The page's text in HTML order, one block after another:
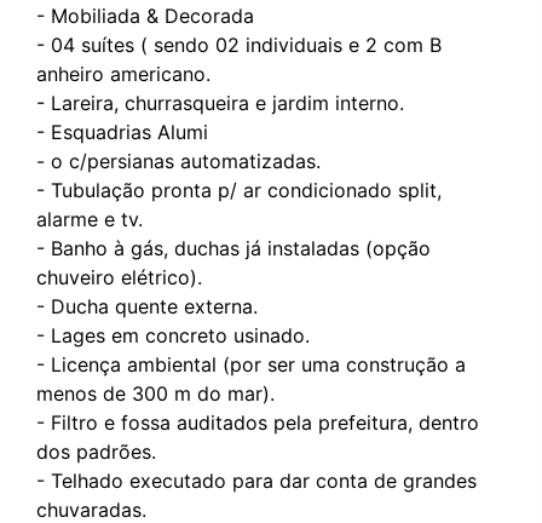
- ⁠Mobiliada & Decorada
- 04 suítes ( sendo 02 individuais e 2 com B
anheiro americano.
- Lareira, churrasqueira e jardim interno.
- ⁠Esquadrias Alumi
- ⁠o c/persianas automatizadas.
- ⁠Tubulação pronta p/ ar condicionado split,
alarme e tv.
- ⁠Banho à gás, duchas já instaladas (opção
chuveiro elétrico).
- ⁠Ducha quente externa.
- ⁠Lages em concreto usinado.
- Licença ambiental (por ser uma construção a
menos de 300 m do mar).⁠
- ⁠Filtro e fossa auditados pela prefeitura, dentro
dos padrões.
- Telhado executado para dar conta de grandes
chuvaradas.⁠